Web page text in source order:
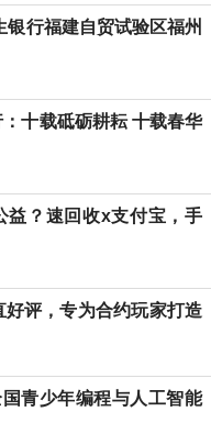
银行福建自贸试验区福州
十载砥砺耕耘 十载春华
益？速回收x支付宝，手
评，专为合约玩家打造
青少年编程与人工智能